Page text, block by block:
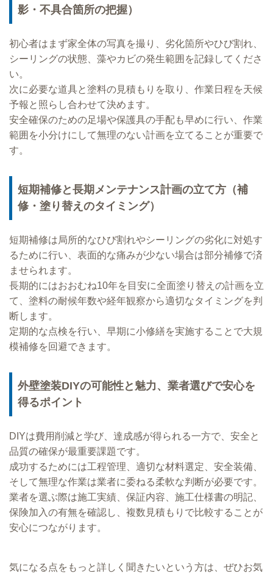
影・不具合箇所の把握）
初心者はまず家全体の写真を撮り、劣化箇所やひび割れ、
シーリングの状態、藻やカビの発生範囲を記録してくださ
い。
次に必要な道具と塗料の見積もりを取り、作業日程を天候
予報と照らし合わせて決めます。
安全確保のための足場や保護具の手配も早めに行い、作業
範囲を小分けにして無理のない計画を立てることが重要で
す。
短期補修と長期メンテナンス計画の立て方（補
修・塗り替えのタイミング）
短期補修は局所的なひび割れやシーリングの劣化に対処す
るために行い、表面的な痛みが少ない場合は部分補修で済
ませられます。
長期的にはおおむね10年を目安に全面塗り替えの計画を立
て、塗料の耐候年数や経年観察から適切なタイミングを判
断します。
定期的な点検を行い、早期に小修繕を実施することで大規
模補修を回避できます。
外壁塗装DIYの可能性と魅力、業者選びで安心を
得るポイント
DIYは費用削減と学び、達成感が得られる一方で、安全と
品質の確保が最重要課題です。
成功するためには工程管理、適切な材料選定、安全装備、
そして無理な作業は業者に委ねる柔軟な判断が必要です。
業者を選ぶ際は施工実績、保証内容、施工仕様書の明記、
保険加入の有無を確認し、複数見積もりで比較することが
安心につながります。
気になる点をもっと詳しく聞きたいという方は、ぜひお気